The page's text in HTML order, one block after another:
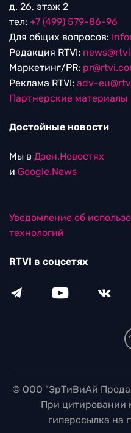
д. 26, этаж 2
тел: +7 (499) 579-86-96
Для общих вопросов:
Редакция RTVI:
Маркетинг/PR:
Реклама RTVI: adv-
Партнерские материалы
Достойные новости
Мы в Дзен.Новостях
и Google.News
Уведомление об
технологий
RTVI в соцсетях
© ООО "ЭрТиВиАй
При цитировании
гиперссылка на